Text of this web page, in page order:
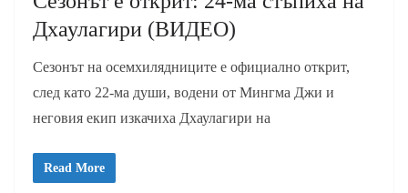
Дхаулагири (ВИДЕО)
Сезонът на осемхилядниците е официално открит,
след като 22-ма души, водени от Мингма Джи и
неговия екип изкачиха Дхаулагири на
Read More